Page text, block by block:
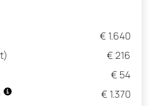
€ 1.640
€ 216
€ 54
€ 1.370